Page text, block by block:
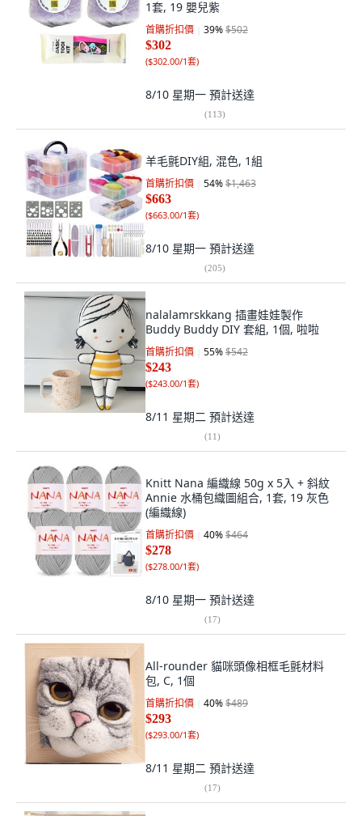
1套, 19 嬰兒紫
首購折扣價 39%$502
$302
($302.00/1套)
8/10 星期一 預計送達
(113)
羊毛氈DIY組, 混色, 1組
首購折扣價 54%$1,463
$663
($663.00/1套)
8/10 星期一 預計送達
(205)
nalalamrskkang 插畫娃娃製作
Buddy Buddy DIY 套組, 1個, 啦啦
首購折扣價 55%$542
$243
($243.00/1套)
8/11 星期二 預計送達
(11)
Knitt Nana 編織線 50g x 5入 + 斜紋
Annie 水桶包織圖組合, 1套, 19 灰色
(編織線)
首購折扣價 40%$464
$278
($278.00/1套)
8/10 星期一 預計送達
(17)
All-rounder 貓咪頭像相框毛氈材料
包, C, 1個
首購折扣價 40%$489
$293
($293.00/1套)
8/11 星期二 預計送達
(17)